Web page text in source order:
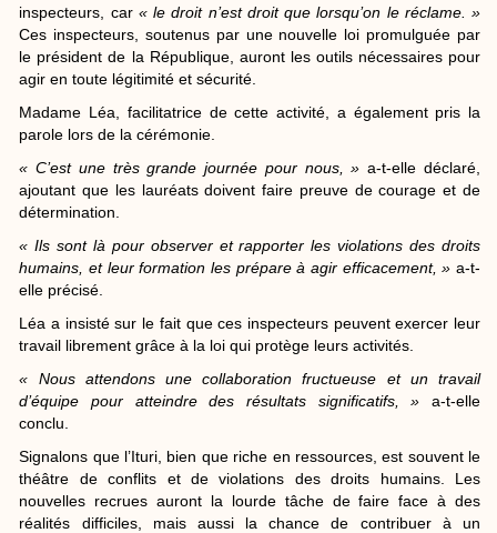
inspecteurs, car « le droit n’est droit que lorsqu’on le réclame. »
Ces inspecteurs, soutenus par une nouvelle loi promulguée par
le président de la République, auront les outils nécessaires pour
agir en toute légitimité et sécurité.
Madame Léa, facilitatrice de cette activité, a également pris la
parole lors de la cérémonie.
« C’est une très grande journée pour nous, » a-t-elle déclaré,
ajoutant que les lauréats doivent faire preuve de courage et de
détermination.
« Ils sont là pour observer et rapporter les violations des droits
humains, et leur formation les prépare à agir efficacement, » a-t-
elle précisé.
Léa a insisté sur le fait que ces inspecteurs peuvent exercer leur
travail librement grâce à la loi qui protège leurs activités.
« Nous attendons une collaboration fructueuse et un travail
d’équipe pour atteindre des résultats significatifs, » a-t-elle
conclu.
Signalons que l’Ituri, bien que riche en ressources, est souvent le
théâtre de conflits et de violations des droits humains. Les
nouvelles recrues auront la lourde tâche de faire face à des
réalités difficiles, mais aussi la chance de contribuer à un